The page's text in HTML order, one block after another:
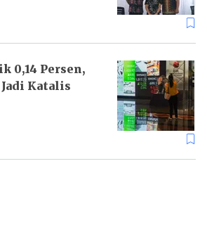
0,14 Persen,
Jadi Katalis